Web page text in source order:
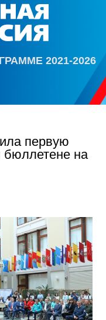
2021-2026
первую
бюллетене на